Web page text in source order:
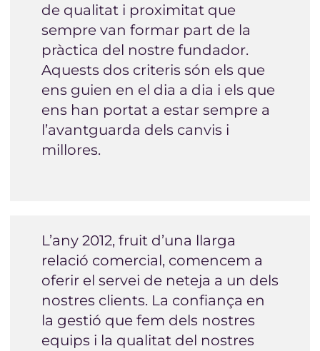
de qualitat i proximitat que
sempre van formar part de la
pràctica del nostre fundador.
Aquests dos criteris són els que
ens guien en el dia a dia i els que
ens han portat a estar sempre a
l’avantguarda dels canvis i
millores.
L’any 2012, fruit d’una llarga
relació comercial, comencem a
oferir el servei de neteja a un dels
nostres clients. La confiança en
la gestió que fem dels nostres
equips i la qualitat del nostres